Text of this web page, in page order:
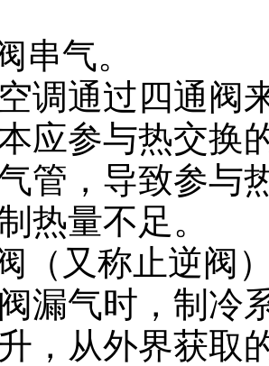
串气。
调通过四通阀
应参与热交换
管，导致参与
热量不足。
（又称止逆阀
漏气时，制冷
，从外界获取